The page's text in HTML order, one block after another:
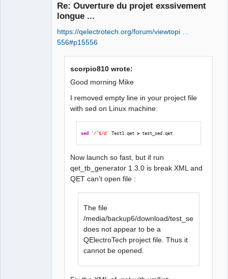
Re: Ouverture du projet exssivement
longue ...
https://qelectrotech.org/forum/viewtopi …
556#p15556
scorpio810 wrote:
Good morning Mike
I removed empty line in your project file
with sed on Linux machine:
sed '/^$/d' Test1.qet > test_sed.qet
Now launch so fast, but if run
qet_tb_generator 1.3.0 is break XML and
QET can't open file :
The file
/media/backup6/download/
does not appear to be a
QElectroTech project file. Thus it
cannot be opened.